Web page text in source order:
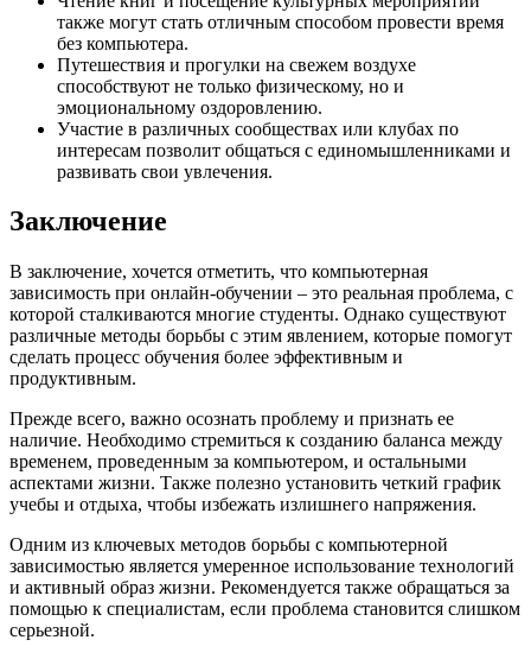
также могут стать отличным способом провести время
без компьютера.
Путешествия и прогулки на свежем воздухе
способствуют не только физическому, но и
эмоциональному оздоровлению.
Участие в различных сообществах или клубах по
интересам позволит общаться с единомышленниками и
развивать свои увлечения.
Заключение
В заключение, хочется отметить, что компьютерная
зависимость при онлайн-обучении – это реальная проблема, с
которой сталкиваются многие студенты. Однако существуют
различные методы борьбы с этим явлением, которые помогут
сделать процесс обучения более эффективным и
продуктивным.
Прежде всего, важно осознать проблему и признать ее
наличие. Необходимо стремиться к созданию баланса между
временем, проведенным за компьютером, и остальными
аспектами жизни. Также полезно установить четкий график
учебы и отдыха, чтобы избежать излишнего напряжения.
Одним из ключевых методов борьбы с компьютерной
зависимостью является умеренное использование технологий
и активный образ жизни. Рекомендуется также обращаться за
помощью к специалистам, если проблема становится слишком
серьезной.